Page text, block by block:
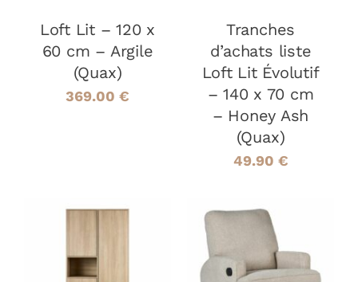
Loft Lit – 120 x
60 cm – Argile
(Quax)
369.00 €
Tranches
d’achats liste
Loft Lit Évolutif
– 140 x 70 cm
– Honey Ash
(Quax)
49.90 €
AJOUTER AU
PANIER
AJOUTER AU
PANIER